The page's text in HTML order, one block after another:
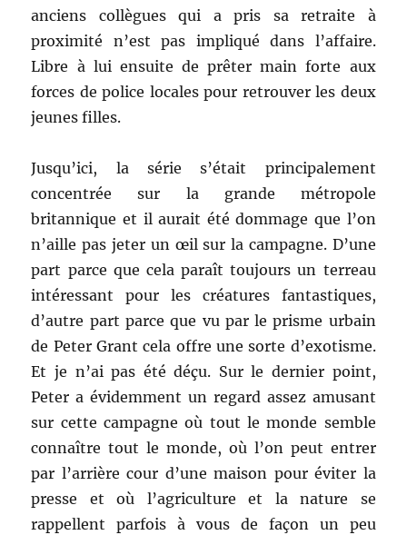
anciens collègues qui a pris sa retraite à
proximité n’est pas impliqué dans l’affaire.
Libre à lui ensuite de prêter main forte aux
forces de police locales pour retrouver les deux
jeunes filles.
Jusqu’ici, la série s’était principalement
concentrée sur la grande métropole
britannique et il aurait été dommage que l’on
n’aille pas jeter un œil sur la campagne. D’une
part parce que cela paraît toujours un terreau
intéressant pour les créatures fantastiques,
d’autre part parce que vu par le prisme urbain
de Peter Grant cela offre une sorte d’exotisme.
Et je n’ai pas été déçu. Sur le dernier point,
Peter a évidemment un regard assez amusant
sur cette campagne où tout le monde semble
connaître tout le monde, où l’on peut entrer
par l’arrière cour d’une maison pour éviter la
presse et où l’agriculture et la nature se
rappellent parfois à vous de façon un peu